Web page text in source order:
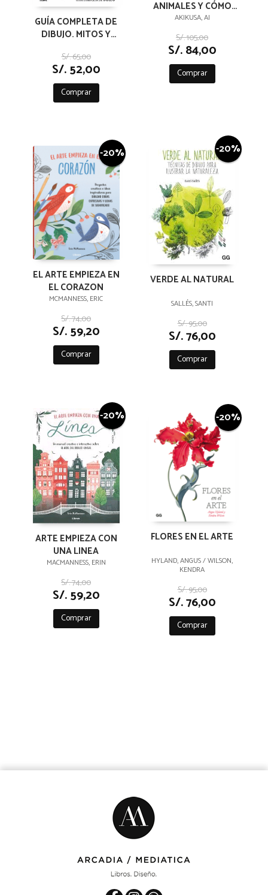
GUÍA COMPLETA DE
DIBUJO. MITOS Y
(EJERCICIOS)
S/. 65,00
S/. 52,00
Comprar
ANIMALES Y CÓMO
DIBUJARLOS
AKIKUSA, AI
S/. 105,00
S/. 84,00
Comprar
-20%
EL ARTE EMPIEZA EN
EL CORAZON
MCMANNESS, ERIC
S/. 74,00
S/. 59,20
Comprar
-20%
VERDE AL NATURAL
SALLÉS, SANTI
S/. 95,00
S/. 76,00
Comprar
-20%
ARTE EMPIEZA CON
UNA LINEA
MACMANNESS, ERIN
S/. 74,00
S/. 59,20
Comprar
-20%
FLORES EN EL ARTE
HYLAND, ANGUS / WILSON,
KENDRA
S/. 95,00
S/. 76,00
Comprar